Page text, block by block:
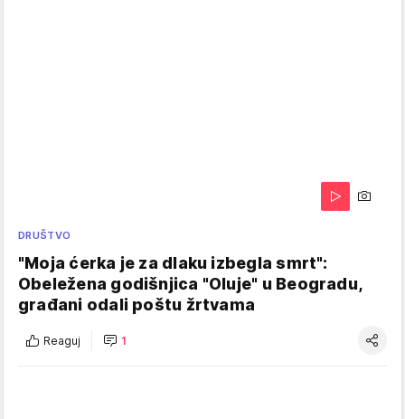
DRUŠTVO
"Moja ćerka je za dlaku izbegla smrt":
Obeležena godišnjica "Oluje" u Beogradu,
građani odali poštu žrtvama
Reaguj 1